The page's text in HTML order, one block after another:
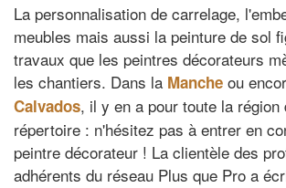
La personnalisation de carrelage,
meubles mais aussi la peinture de sol
travaux que les peintres décorateurs
les chantiers. Dans la Manche ou
Calvados, il y en a pour toute la région
répertoire : n'hésitez pas à entrer en
peintre décorateur ! La clientèle des
adhérents du réseau Plus que Pro a